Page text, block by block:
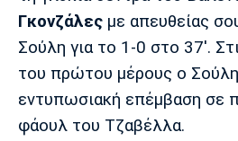
Μπορούσια
Ντόρτμουντ
Παρί Σεν
Ζερμέν
Μονακό
Ερυθρός
Αστέρας
Γκονζάλες με απευθείας
Σούλη για το 1-0 στο 37'.
του πρώτου μέρους ο
εντυπωσιακή επέμβαση σε
φάουλ του Τζαβέλλα.